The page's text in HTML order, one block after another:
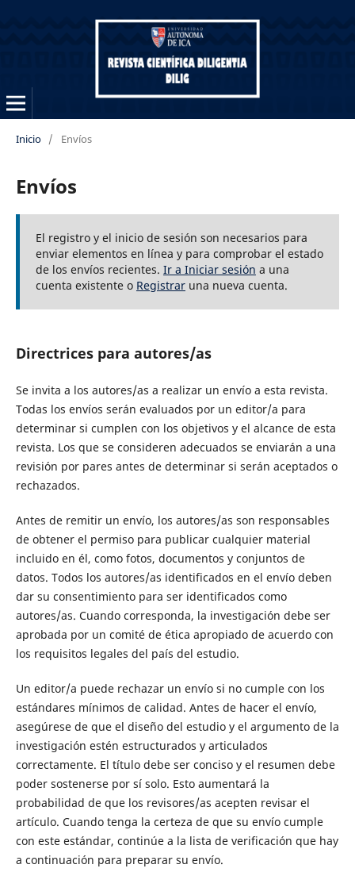
Inicio / Envíos
Envíos
El registro y el inicio de sesión son necesarios para
enviar elementos en línea y para comprobar el estado
de los envíos recientes. Ir a Iniciar sesión a una
cuenta existente o Registraruna nueva cuenta.
Directrices para autores/as
Se invita a los autores/as a realizar un envío a esta revista.
Todas los envíos serán evaluados por un editor/a para
determinar si cumplen con los objetivos y el alcance de esta
revista. Los que se consideren adecuados se enviarán a una
revisión por pares antes de determinar si serán aceptados o
rechazados.
Antes de remitir un envío, los autores/as son responsables
de obtener el permiso para publicar cualquier material
incluido en él, como fotos, documentos y conjuntos de
datos. Todos los autores/as identificados en el envío deben
dar su consentimiento para ser identificados como
autores/as. Cuando corresponda, la investigación debe ser
aprobada por un comité de ética apropiado de acuerdo con
los requisitos legales del país del estudio.
Un editor/a puede rechazar un envío si no cumple con los
estándares mínimos de calidad. Antes de hacer el envío,
asegúrese de que el diseño del estudio y el argumento de la
investigación estén estructurados y articulados
correctamente. El título debe ser conciso y el resumen debe
poder sostenerse por sí solo. Esto aumentará la
probabilidad de que los revisores/as acepten revisar el
artículo. Cuando tenga la certeza de que su envío cumple
con este estándar, continúe a la lista de verificación que hay
a continuación para preparar su envío.